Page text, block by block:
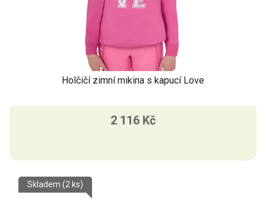
Holčičí zimní mikina s kapucí Love
2 116 Kč
Skladem (2 ks)